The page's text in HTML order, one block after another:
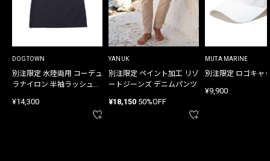
DOGTOWN
別注限定 水陸両用 コーデュ
ラナイロン 半袖ラッシュガ
¥14,300
YANUK
別注限定 ペイント加工 リゾ
ートジーンズ デニムパンツ
¥18,150 50%OFF
MUTA MARINE
別注限定 ロゴキャ
¥9,900